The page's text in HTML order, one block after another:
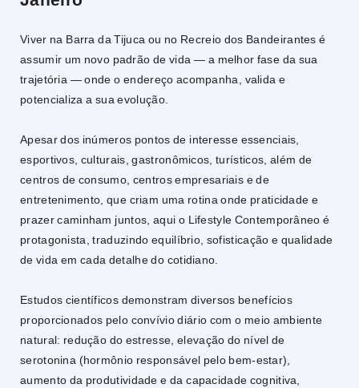
Viver na Barra da Tijuca ou no Recreio dos Bandeirantes é
assumir um novo padrão de vida — a melhor fase da sua
trajetória — onde o endereço acompanha, valida e
potencializa a sua evolução.
Apesar dos inúmeros pontos de interesse essenciais,
esportivos, culturais, gastronômicos, turísticos, além de
centros de consumo, centros empresariais e de
entretenimento, que criam uma rotina onde praticidade e
prazer caminham juntos, aqui o Lifestyle Contemporâneo é
protagonista, traduzindo equilíbrio, sofisticação e qualidade
de vida em cada detalhe do cotidiano.
Estudos científicos demonstram diversos benefícios
proporcionados pelo convívio diário com o meio ambiente
natural: redução do estresse, elevação do nível de
serotonina (hormônio responsável pelo bem-estar),
aumento da produtividade e da capacidade cognitiva,